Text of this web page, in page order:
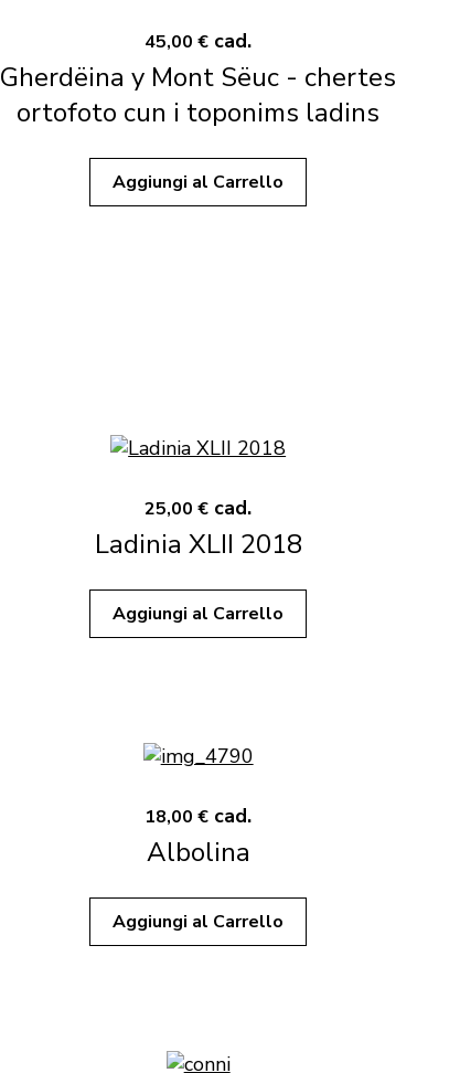
45,00 € cad.
Gherdëina y Mont Sëuc - chertes
ortofoto cun i toponims ladins
Aggiungi al Carrello
25,00 € cad.
Ladinia XLII 2018
Aggiungi al Carrello
18,00 € cad.
Albolina
Aggiungi al Carrello